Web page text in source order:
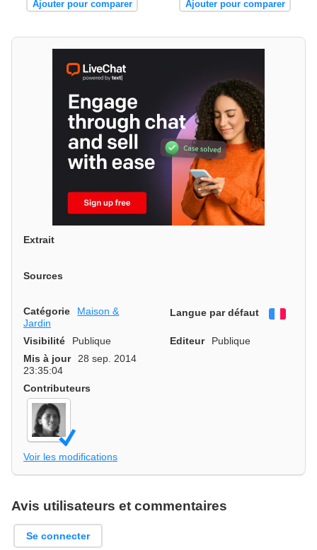
Ajouter pour comparer Ajouter pour comparer
Extrait
Sources
Catégorie
Maison &
Jardin
Langue par défaut
Visibilité Publique Editeur
Publique
Mis à jour
28 sep. 2014
23:35:04
Contributeurs
Voir les modifications
Avis utilisateurs et commentaires
Se connecter